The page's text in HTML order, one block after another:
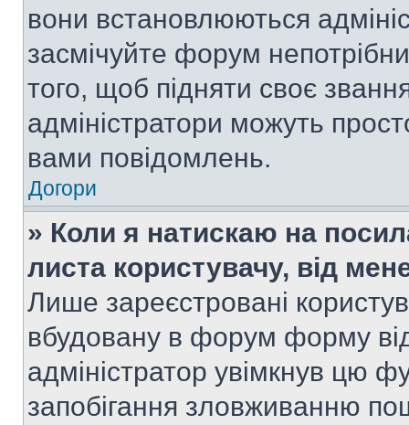
вони встановлюються
засмічуйте форум
того, щоб підняти своє
адміністратори можуть
вами повідомлень.
Догори
» Коли я натискаю на
листа користувачу, від
Лише зареєстровані
вбудовану в форум форму
адміністратор увімкнув цю
запобігання зловживанню